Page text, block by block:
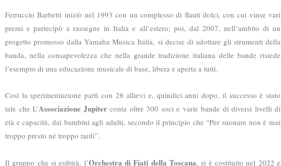
Ferruccio Barbetti iniziò nel 1993 con un complesso di flauti dolci, con cui vinse vari
premi e partecipò a rassegne in Italia e all’estero; poi, dal 2007, nell’ambito di un
progetto promosso dalla Yamaha Musica Italia, si decise di adottare gli strumenti della
banda, nella consapevolezza che nella grande tradizione italiana delle bande risiede
l’esempio di una educazione musicale di base, libera e aperta a tutti.
Così la sperimentazione partì con 26 allievi e, quindici anni dopo, il successo è stato
tale che L’Associazione Jupiterconta oltre 300 soci e varie bande di diversi livelli di
età e capacità, dai bambini agli adulti, secondo il principio che “Per suonare non è mai
troppo presto né troppo tardi”.
Il gruppo che si esibirà, l’Orchestra di Fiati della Toscana, si è costituito nel 2022 e